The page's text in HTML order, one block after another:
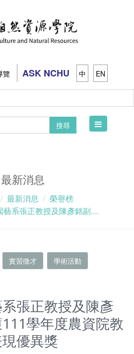
覽 ASK NCHU 中 EN
搜尋
Toggle
最新消息
最新消息
榮譽榜
藝系張正教授及陳彥銘副....
實習徵才 學術活動
張正教授及陳彥
學年度農資院教
優異獎